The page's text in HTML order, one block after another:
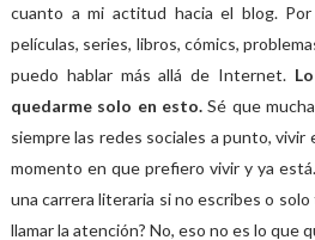
cuanto a mi actitud hacia el blog.
películas, series, libros, cómics,
puedo hablar más allá de Internet.
quedarme solo en esto.Sé que
siempre las redes sociales a punto, vivir
momento en que prefiero vivir y ya
una carrera literaria si no escribes o
llamar la atención? No, eso no es lo que